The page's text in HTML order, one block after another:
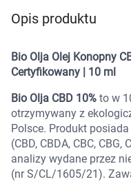
Marki
Opis produktu
Bio Olja Olej Konopny
Certyfikowany | 10 ml
Bio Olja CBD 10% to w
otrzymywany z
Polsce. Produkt posiada
(CBD, CBDA, CBC,
analizy wydane przez
(nr S/CL/1605/21).